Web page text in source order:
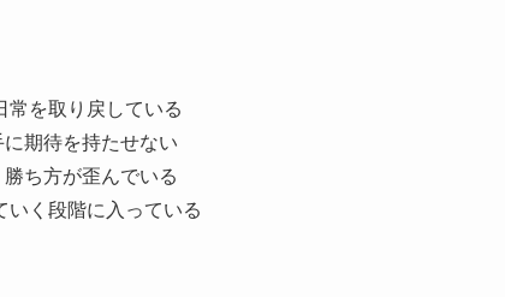
を取り戻している
期待を持たせない
ち方が歪んでいる
く段階に入っている